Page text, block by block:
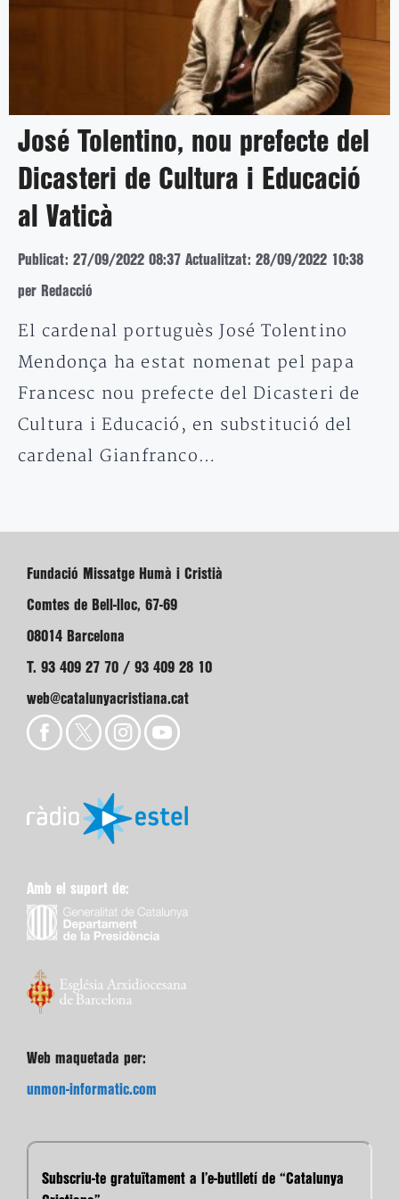
José Tolentino, nou prefecte del
Dicasteri de Cultura i Educació
al Vaticà
Publicat: 27/09/2022 08:37 Actualitzat: 28/09/2022 10:38
per Redacció
El cardenal portuguès José Tolentino
Mendonça ha estat nomenat pel papa
Francesc nou prefecte del Dicasteri de
Cultura i Educació, en substitució del
cardenal Gianfranco…
Fundació Missatge Humà i Cristià
Comtes de Bell-lloc, 67-69
08014 Barcelona
T. 93 409 27 70 / 93 409 28 10
web@catalunyacristiana.cat
Amb el suport de:
Web maquetada per:
unmon-informatic.com
Subscriu-te gratuïtament a l’e-butlletí de “Catalunya